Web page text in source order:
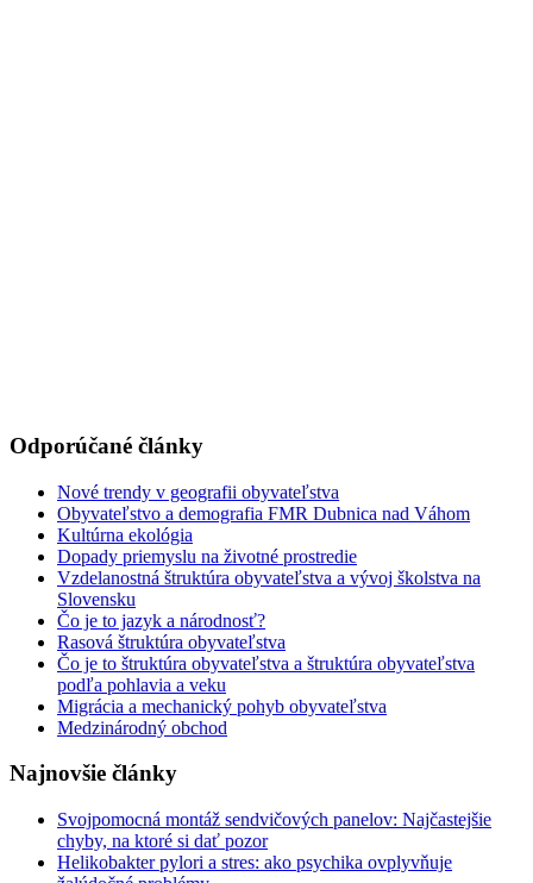
Odporúčané články
Nové trendy v geografii obyvateľstva
Obyvateľstvo a demografia FMR Dubnica nad Váhom
Kultúrna ekológia
Dopady priemyslu na životné prostredie
Vzdelanostná štruktúra obyvateľstva a vývoj školstva na
Slovensku
Čo je to jazyk a národnosť?
Rasová štruktúra obyvateľstva
Čo je to štruktúra obyvateľstva a štruktúra obyvateľstva
podľa pohlavia a veku
Migrácia a mechanický pohyb obyvateľstva
Medzinárodný obchod
Najnovšie články
Svojpomocná montáž sendvičových panelov: Najčastejšie
chyby, na ktoré si dať pozor
Helikobakter pylori a stres: ako psychika ovplyvňuje